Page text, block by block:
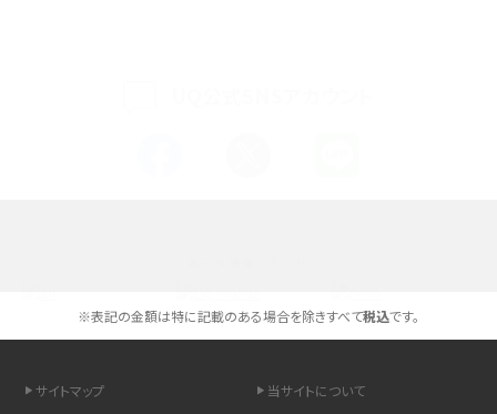
※表記の金額は特に記載のある場合を除きすべて税込です。
サイトマップ
当サイトについて